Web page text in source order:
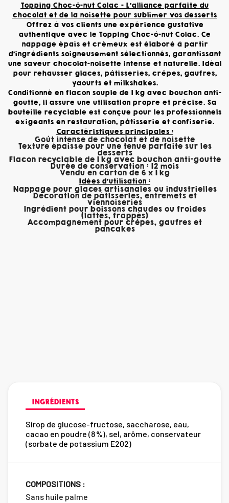
Topping Choc-ô-nut Colac – L'alliance parfaite du
chocolat et de la noisette pour sublimer vos desserts
Offrez à vos clients une expérience gustative
authentique avec le Topping Choc-ô-nut Colac. Ce
nappage épais et crémeux est élaboré à partir
d'ingrédients soigneusement sélectionnés, garantissant
une saveur chocolat-noisette intense et naturelle. Idéal
pour rehausser glaces, pâtisseries, crêpes, gaufres,
yaourts et milkshakes.
Conditionné en flacon souple de 1 kg avec bouchon anti-
goutte, il assure une utilisation propre et précise. Sa
bouteille recyclable est conçue pour les professionnels
exigeants en restauration, pâtisserie et confiserie.
Caractéristiques principales :
Goût intense de chocolat et de noisette
Texture épaisse pour une tenue parfaite sur les
desserts
Flacon recyclable de 1 kg avec bouchon anti-goutte
Durée de conservation : 12 mois
Vendu en carton de 6 x 1 kg
Idées d’utilisation :
Nappage pour glaces artisanales ou industrielles
Décoration de pâtisseries, entremets et
viennoiseries
Ingrédient pour boissons chaudes ou froides
(lattes, frappés)
Accompagnement pour crêpes, gaufres et
pancakes
INGRÉDIENTS
Sirop de glucose-fructose, saccharose, eau,
cacao en poudre (8 %), sel, arôme, conservateur
(sorbate de potassium E202)
COMPOSITIONS :
Sans huile palme